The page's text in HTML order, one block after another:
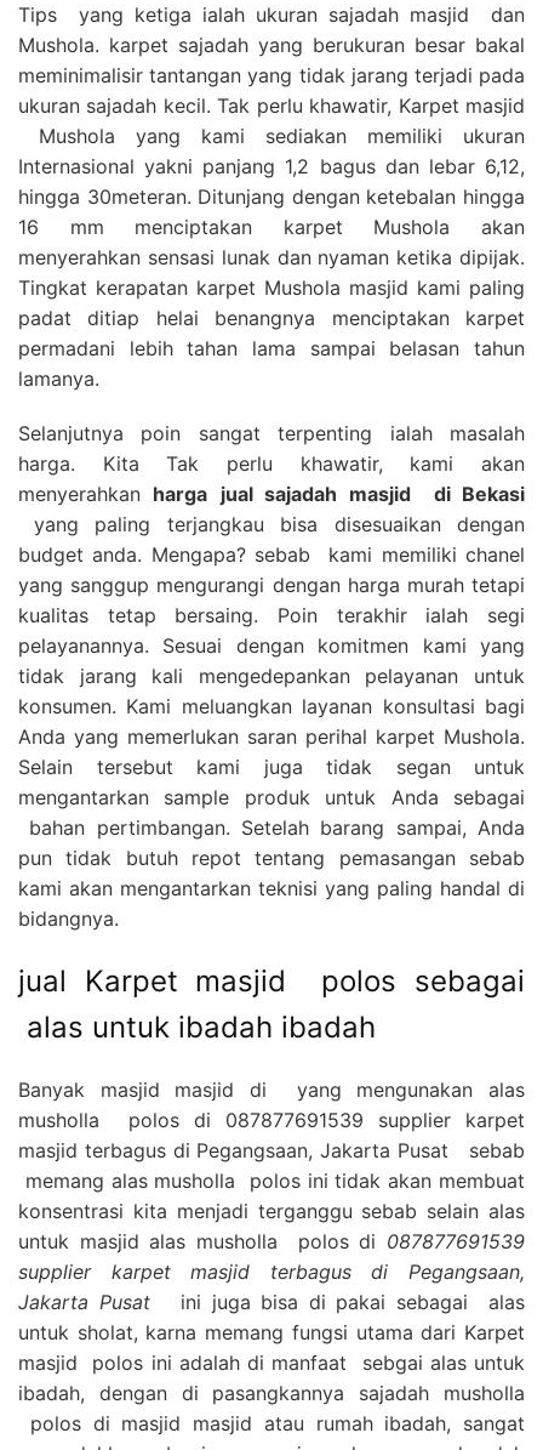
Tips yang ketiga ialah ukuran sajadah masjid dan
Mushola. karpet sajadah yang berukuran besar bakal
meminimalisir tantangan yang tidak jarang terjadi pada
ukuran sajadah kecil. Tak perlu khawatir, Karpet masjid
Mushola yang kami sediakan memiliki ukuran
Internasional yakni panjang 1,2 bagus dan lebar 6,12,
hingga 30meteran. Ditunjang dengan ketebalan hingga
16 mm menciptakan karpet Mushola akan
menyerahkan sensasi lunak dan nyaman ketika dipijak.
Tingkat kerapatan karpet Mushola masjid kami paling
padat ditiap helai benangnya menciptakan karpet
permadani lebih tahan lama sampai belasan tahun
lamanya.
Selanjutnya poin sangat terpenting ialah masalah
harga. Kita Tak perlu khawatir, kami akan
menyerahkan harga jual sajadah masjid
di Bekasi
yang paling terjangkau bisa disesuaikan dengan
budget anda. Mengapa? sebab kami memiliki chanel
yang sanggup mengurangi dengan harga murah tetapi
kualitas tetap bersaing. Poin terakhir ialah segi
pelayanannya. Sesuai dengan komitmen kami yang
tidak jarang kali mengedepankan pelayanan untuk
konsumen. Kami meluangkan layanan konsultasi bagi
Anda yang memerlukan saran perihal karpet Mushola.
Selain tersebut kami juga tidak segan untuk
mengantarkan sample produk untuk Anda sebagai
bahan pertimbangan. Setelah barang sampai, Anda
pun tidak butuh repot tentang pemasangan sebab
kami akan mengantarkan teknisi yang paling handal di
bidangnya.
jual Karpet masjid polos sebagai
alas untuk ibadah ibadah
Banyak masjid masjid di yang mengunakan alas
musholla polos di 087877691539 supplier karpet
masjid terbagus di Pegangsaan, Jakarta Pusat sebab
memang alas musholla polos ini tidak akan membuat
konsentrasi kita menjadi terganggu sebab selain alas
untuk masjid alas musholla polos di 087877691539
supplier karpet masjid terbagus di Pegangsaan,
Jakarta Pusat
ini juga bisa di pakai sebagai alas
untuk sholat, karna memang fungsi utama dari Karpet
masjid polos ini adalah di manfaat sebgai alas untuk
ibadah, dengan di pasangkannya sajadah musholla
polos di masjid masjid atau rumah ibadah, sangat